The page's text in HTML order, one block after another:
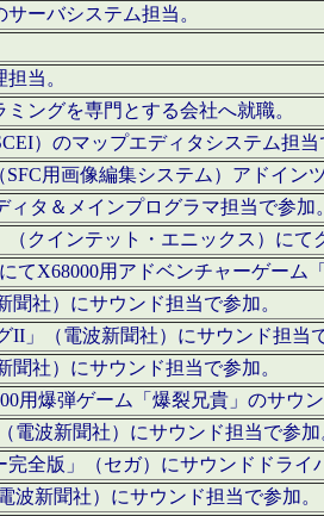
ーバシステム担当。
当。
ングを専門とする会社へ就職。
）のマップエディタシステム担当
用画像編集システム）アドイン
タ＆メインプログラマ担当で参加。
クインテット・エニックス）に
てX68000用アドベンチャーゲー
社）にサウンド担当で参加。
」（電波新聞社）にサウンド担当
社）にサウンド担当で参加。
用爆弾ゲーム「爆裂兄貴」のサウ
電波新聞社）にサウンド担当で参加
全版」（セガ）にサウンドドライ
波新聞社）にサウンド担当で参加。